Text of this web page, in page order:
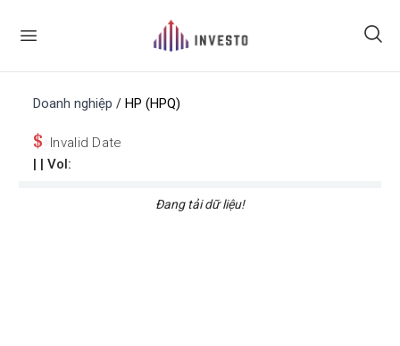
Doanh nghiệp / HP (HPQ)
$ Invalid Date
| | Vol:
Đang tải dữ liệu!